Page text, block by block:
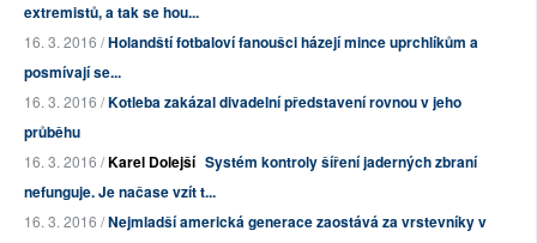
extremistů, a tak se hou...
16. 3. 2016 /Holandští fotbaloví fanoušci házejí mince uprchlíkům a
posmívají se...
16. 3. 2016 /Kotleba zakázal divadelní představení rovnou v jeho
průběhu
16. 3. 2016 /Karel Dolejší Systém kontroly šíření jaderných zbraní
nefunguje. Je načase vzít t...
16. 3. 2016 /Nejmladší americká generace zaostává za vrstevníky v